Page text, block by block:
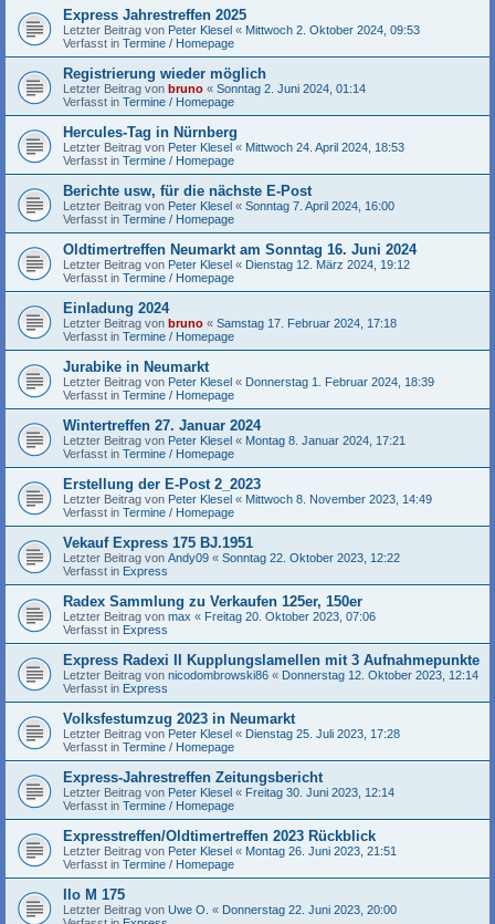
Express Jahrestreffen 2025
Letzter Beitrag von Peter Klesel « Mittwoch 2. Oktober 2024, 09:53
Verfasst in Termine / Homepage
Registrierung wieder möglich
Letzter Beitrag von bruno « Sonntag 2. Juni 2024, 01:14
Verfasst in Termine / Homepage
Hercules-Tag in Nürnberg
Letzter Beitrag von Peter Klesel « Mittwoch 24. April 2024, 18:53
Verfasst in Termine / Homepage
Berichte usw, für die nächste E-Post
Letzter Beitrag von Peter Klesel « Sonntag 7. April 2024, 16:00
Verfasst in Termine / Homepage
Oldtimertreffen Neumarkt am Sonntag 16. Juni 2024
Letzter Beitrag von Peter Klesel « Dienstag 12. März 2024, 19:12
Verfasst in Termine / Homepage
Einladung 2024
Letzter Beitrag von bruno « Samstag 17. Februar 2024, 17:18
Verfasst in Termine / Homepage
Jurabike in Neumarkt
Letzter Beitrag von Peter Klesel « Donnerstag 1. Februar 2024, 18:39
Verfasst in Termine / Homepage
Wintertreffen 27. Januar 2024
Letzter Beitrag von Peter Klesel « Montag 8. Januar 2024, 17:21
Verfasst in Termine / Homepage
Erstellung der E-Post 2_2023
Letzter Beitrag von Peter Klesel « Mittwoch 8. November 2023, 14:49
Verfasst in Termine / Homepage
Vekauf Express 175 BJ.1951
Letzter Beitrag von Andy09 « Sonntag 22. Oktober 2023, 12:22
Verfasst in Express
Radex Sammlung zu Verkaufen 125er, 150er
Letzter Beitrag von max « Freitag 20. Oktober 2023, 07:06
Verfasst in Express
Express Radexi II Kupplungslamellen mit 3 Aufnahmepunkte
Letzter Beitrag von nicodombrowski86 « Donnerstag 12. Oktober 2023, 12:14
Verfasst in Express
Volksfestumzug 2023 in Neumarkt
Letzter Beitrag von Peter Klesel « Dienstag 25. Juli 2023, 17:28
Verfasst in Termine / Homepage
Express-Jahrestreffen Zeitungsbericht
Letzter Beitrag von Peter Klesel « Freitag 30. Juni 2023, 12:14
Verfasst in Termine / Homepage
Expresstreffen/Oldtimertreffen 2023 Rückblick
Letzter Beitrag von Peter Klesel « Montag 26. Juni 2023, 21:51
Verfasst in Termine / Homepage
Ilo M 175
Letzter Beitrag von Uwe O. « Donnerstag 22. Juni 2023, 20:00